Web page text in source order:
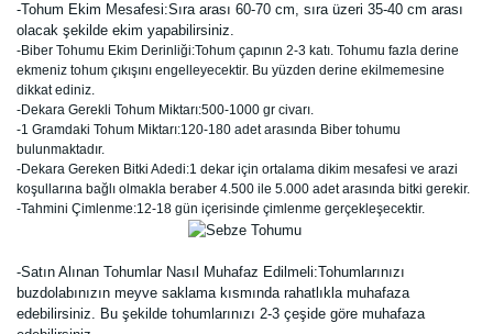
-Tohum Ekim Mesafesi:Sıra arası 60-70 cm, sıra üzeri 35-40 cm arası
olacak şekilde ekim yapabilirsiniz.
-Biber Tohumu Ekim Derinliği:Tohum çapının 2-3 katı. Tohumu fazla derine
ekmeniz tohum çıkışını engelleyecektir. Bu yüzden derine ekilmemesine
dikkat ediniz.
-Dekara Gerekli Tohum Miktarı:500-1000 gr civarı.
-1 Gramdaki Tohum Miktarı:120-180 adet arasında Biber tohumu
bulunmaktadır.
-Dekara Gereken Bitki Adedi:1 dekar için ortalama dikim mesafesi ve arazi
koşullarına bağlı olmakla beraber 4.500 ile 5.000 adet arasında bitki gerekir.
-Tahmini Çimlenme:12-18 gün içerisinde çimlenme gerçekleşecektir.
-Satın Alınan Tohumlar Nasıl Muhafaz Edilmeli:Tohumlarınızı
buzdolabınızın meyve saklama kısmında rahatlıkla muhafaza
edebilirsiniz. Bu şekilde tohumlarınızı 2-3 çeşide göre muhafaza